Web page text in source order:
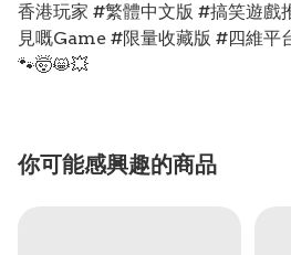
香港玩家 #繁體中文版 #搞笑遊戲
見嘅Game #限量收藏版 #四維平
🐾🤯😸💥
你可能感興趣的商品